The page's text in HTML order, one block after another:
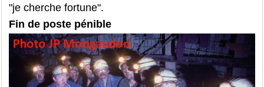
"je cherche fortune".
Fin de poste pénible